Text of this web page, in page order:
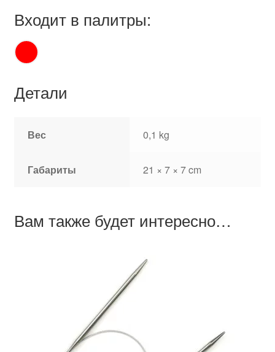
Входит в палитры:
Детали
Вес 0,1 kg
Габариты 21 × 7 × 7 cm
Вам также будет интересно…